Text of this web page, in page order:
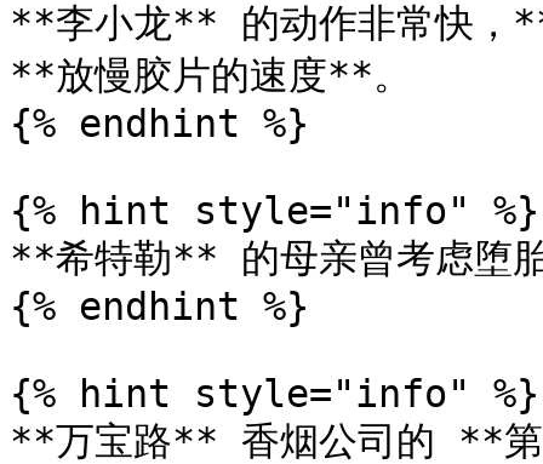
**李小龙** 的动作非常快，
**放慢胶片的速度**。
{% endhint %}
{% hint style="info" %}
**希特勒** 的母亲曾考虑堕
{% endhint %}
{% hint style="info" %}
**万宝路** 香烟公司的 **